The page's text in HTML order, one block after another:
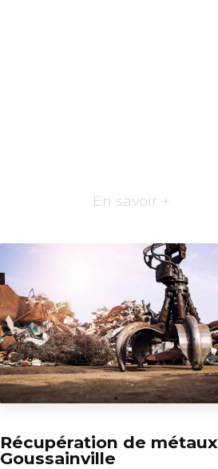
En savoir +
Récupération de métaux
Goussainville